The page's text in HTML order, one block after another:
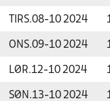
TIRS.08-10 2024
ONS.09-10 2024
LØR.12-10 2024
SØN.13-10 2024